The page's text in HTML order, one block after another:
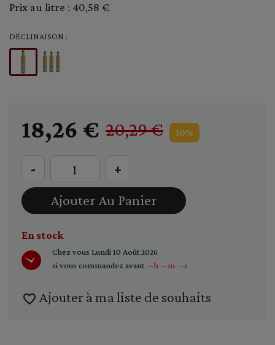
Prix au litre : 40,58 €
DÉCLINAISON :
18,26 € 20,29 € 10%
-
+
Ajouter Au Panier
En stock
Chez vous Lundi 10 Août 2026
si vous commandez avant --h --m --s
favorite_border Ajouter à ma liste de souhaits